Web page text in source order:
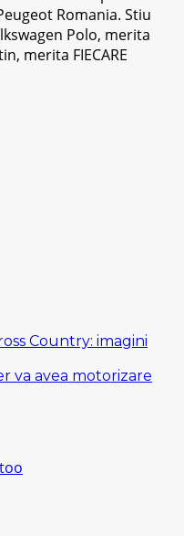
Romania. Stiu
Polo, merita
merita FIECARE
Country: imagini
va avea motorizare